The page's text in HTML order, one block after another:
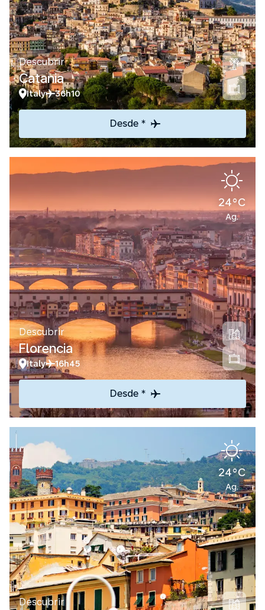
Descubrir
Catania
Italy 36h10
Desde *
24°C
Ag.
Descubrir
Florencia
Italy 16h45
Desde *
24°C
Ag.
Descubrir